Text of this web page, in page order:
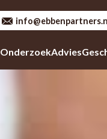
OnderzoekAdvies